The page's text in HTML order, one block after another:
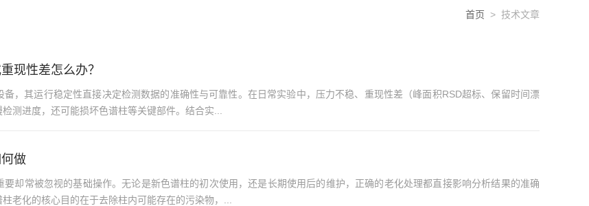
首页 > 技术文章
现性差怎么办？
，其运行稳定性直接决定检测数据的准确性与可靠性。在日常实验中，压力不稳、重现性差（峰面积RSD超标、保留时间漂
测进度，还可能损坏色谱柱等关键部件。结合实...
做
却常被忽视的基础操作。无论是新色谱柱的初次使用，还是长期使用后的维护，正确的老化处理都直接影响分析结果的准确
老化的核心目的在于去除柱内可能存在的污染物，...